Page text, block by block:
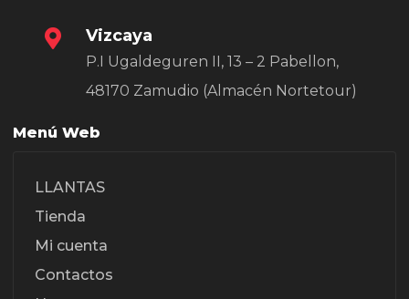
Vizcaya
P.I Ugaldeguren II, 13 – 2 Pabellon,
48170 Zamudio (Almacén Nortetour)
Menú Web
LLANTAS
Tienda
Mi cuenta
Contactos